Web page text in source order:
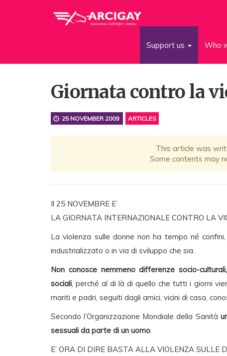
Support us Who
Giornata contro la
25 NOVEMBER 2009 ARTICLES
This article was
Some contents may
Il 25 NOVEMBRE E’
LA GIORNATA INTERNAZIONALE CONTRO LA
La violenza sulle donne non ha tempo né
industrializzato o in via di sviluppo che sia.
Non conosce nemmeno differenze socio-
sociali, perché al di là di quello che tutti i giorni
mariti e padri, seguiti dagli amici, vicini di casa,
Secondo l’Organizzazione Mondiale della Sanità
sessuali da parte di un uomo.
E’ ORA DI DIRE BASTA ALLA VIOLENZA SULLE